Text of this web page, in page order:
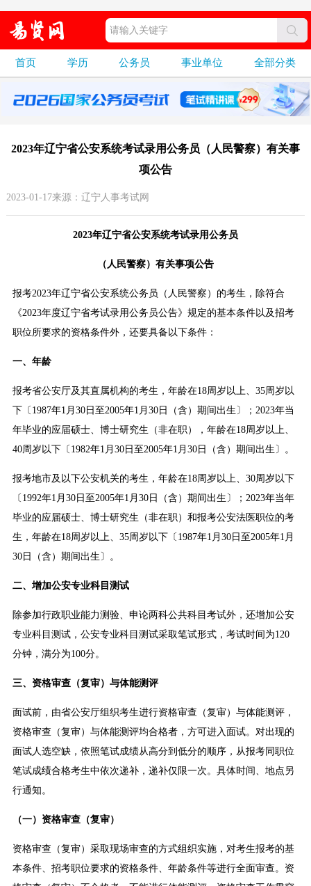
首页 学历 公务员 事业单位 全部分类
2023年辽宁省公安系统考试录用公务员（人民警察）有关事
项公告
2023-01-17来源：辽宁人事考试网
2023年辽宁省公安系统考试录用公务员
（人民警察）有关事项公告
报考2023年辽宁省公安系统公务员（人民警察）的考生，除符合
《2023年度辽宁省考试录用公务员公告》规定的基本条件以及招考
职位所要求的资格条件外，还要具备以下条件：
一、年龄
报考省公安厅及其直属机构的考生，年龄在18周岁以上、35周岁以
下〔1987年1月30日至2005年1月30日（含）期间出生〕；2023年当
年毕业的应届硕士、博士研究生（非在职），年龄在18周岁以上、
40周岁以下〔1982年1月30日至2005年1月30日（含）期间出生〕。
报考地市及以下公安机关的考生，年龄在18周岁以上、30周岁以下
〔1992年1月30日至2005年1月30日（含）期间出生〕；2023年当年
毕业的应届硕士、博士研究生（非在职）和报考公安法医职位的考
生，年龄在18周岁以上、35周岁以下〔1987年1月30日至2005年1月
30日（含）期间出生〕。
二、增加公安专业科目测试
除参加行政职业能力测验、申论两科公共科目考试外，还增加公安
专业科目测试，公安专业科目测试采取笔试形式，考试时间为120
分钟，满分为100分。
三、资格审查（复审）与体能测评
面试前，由省公安厅组织考生进行资格审查（复审）与体能测评，
资格审查（复审）与体能测评均合格者，方可进入面试。对出现的
面试人选空缺，依照笔试成绩从高分到低分的顺序，从报考同职位
笔试成绩合格考生中依次递补，递补仅限一次。具体时间、地点另
行通知。
（一）资格审查（复审）
资格审查（复审）采取现场审查的方式组织实施，对考生报考的基
本条件、招考职位要求的资格条件、年龄条件等进行全面审查。资